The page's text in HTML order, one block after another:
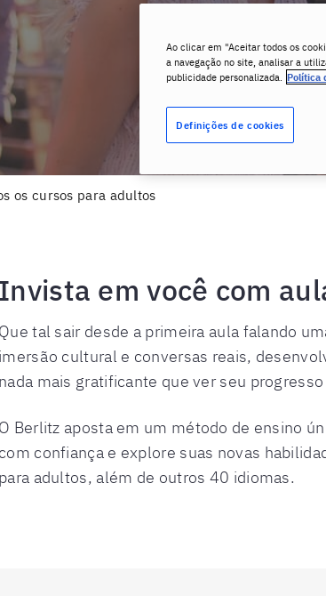
os cursos para adultos
Invista em você com
Que tal sair desde a primeira aula falando
imersão cultural e conversas reais,
nada mais gratificante que ver seu progresso
O Berlitz aposta em um método de ensino
com confiança e explore suas novas
para adultos, além de outros 40 idiomas.
Ao clicar em "Aceitar todos os
a navegação no site, analisar a
publicidade personalizada. Política
Definições de cookies